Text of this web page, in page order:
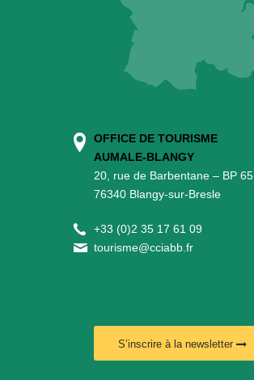
OFFICE DE TOURISME
AUMALE-BLANGY
20, rue de Barbentane – BP 65
76340 Blangy-sur-Bresle
+33 (0)2 35 17 61 09
tourisme@cciabb.fr
S’inscrire à la newsletter